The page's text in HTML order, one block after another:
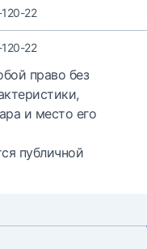
22
22
право без
и место его
публичной